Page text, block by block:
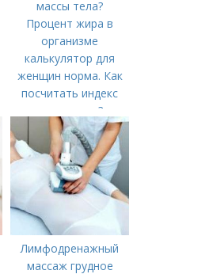
Процент жира в
организме
калькулятор для
женщин норма. Как
посчитать индекс
массы тела?
Лимфодренажный
массаж грудное